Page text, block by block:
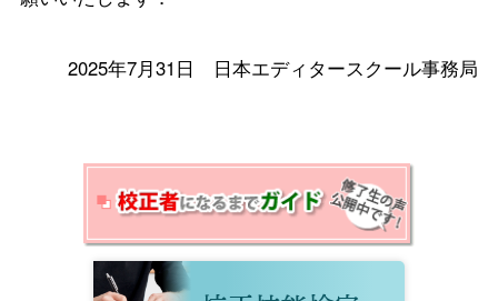
2025年7月31日 日本エディタースクール事務局